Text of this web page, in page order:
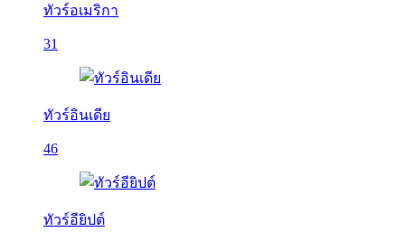
ทัวร์อเมริกา
31
ทัวร์อินเดีย
46
ทัวร์อียิปต์